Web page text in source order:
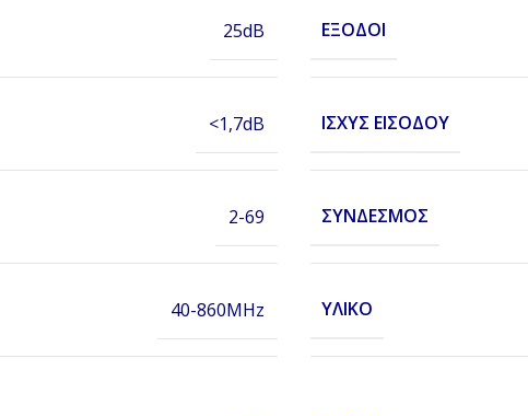
25dB ΈΞΟΔΟΙ
<1,7dB ΙΣΧΎΣ ΕΙΣΌΔΟΥ
2-69 ΣΎΝΔΕΣΜΟΣ
40-860MHz ΥΛΙΚΌ